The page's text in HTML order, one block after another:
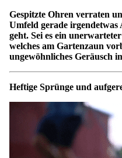
Gespitzte Ohren verraten
Umfeld gerade irgendetwas
geht. Sei es ein
welches am Gartenzaun
ungewöhnliches Geräusch
Heftige Sprünge und